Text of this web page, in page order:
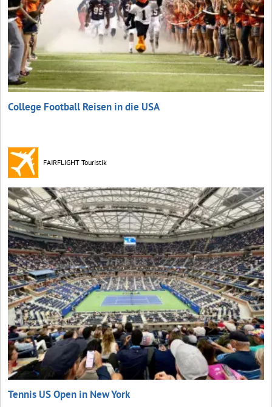
College Football Reisen in die USA
FAIRFLIGHT Touristik
Tennis US Open in New York